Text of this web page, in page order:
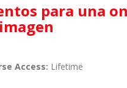
Access: Lifetime